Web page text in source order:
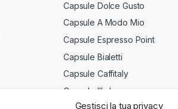
Gestisci la tua privacy
Capsule Dolce Gusto
Capsule A Modo Mio
Capsule Espresso Point
Capsule Bialetti
Capsule Caffitaly
Capsule Illy Iperespresso